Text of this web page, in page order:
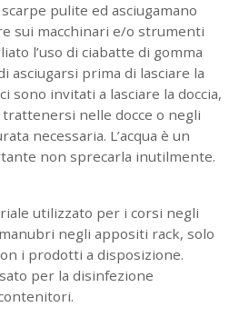
pulite ed asciugamano
sui macchinari e/o strumenti
l’uso di ciabatte di gomma
asciugarsi prima di lasciare la
sono invitati a lasciare la doccia,
trattenersi nelle docce o negli
necessaria. L’acqua è un
non sprecarla inutilmente.
utilizzato per i corsi negli
negli appositi rack, solo
i prodotti a disposizione.
per la disinfezione